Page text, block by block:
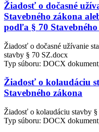
Žiadosť o dočasné
Stavebného zákona
podľa § 70
Žiadosť o dočasné užívanie
stavby § 70 SZ.docx
Typ súboru: DOCX
Žiadosť o kolaudáciu
Stavebného zákona
Žiadosť o kolaudáciu stavby
Typ súboru: DOCX